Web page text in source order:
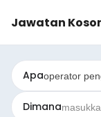
Jawatan
Apa
Dimana